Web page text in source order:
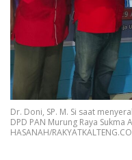
Dr. Doni, SP. M. Si saat
DPD PAN Murung Raya Sukma
HASANAH/